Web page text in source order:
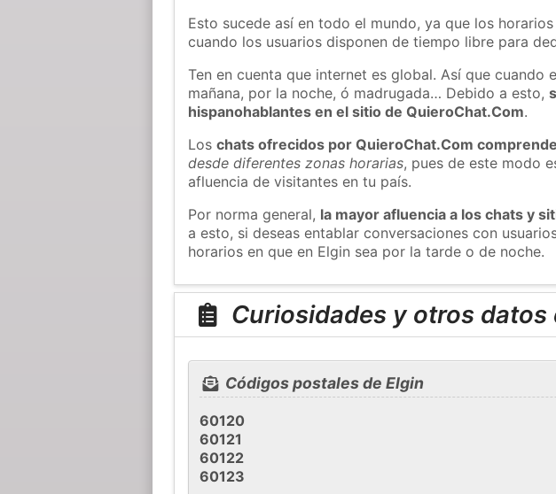
Esto sucede así en todo el mundo, ya que los
cuando los usuarios disponen de tiempo libre para
Ten en cuenta que internet es global. Así que
mañana, por la noche, ó madrugada… Debido a esto,
hispanohablantes en el sitio de QuieroChat.Com.
Loschats ofrecidos por QuieroChat.Com
desde diferentes zonas horarias, pues de este modo
afluencia de visitantes en tu país.
Por norma general, la mayor afluencia a los chats y
a esto, si deseas entablar conversaciones con
horarios en que en Elgin sea por la tarde o de noche.
Curiosidades y otros datos
Códigos postales de Elgin
60120
60121
60122
60123